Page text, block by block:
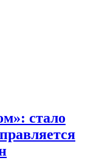
стало